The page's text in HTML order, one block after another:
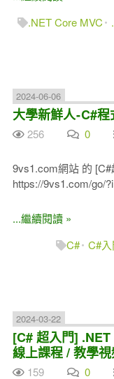
.NET Core MVC
2024-06-06
大學新鮮人 - C#
256 0
9vs1.com網站 的 [C#
https://9vs1.com/go/
...繼續閱讀 »
C# C#入
2024-03-22
[C# 超入門]
線上課程 / 教學
159 0